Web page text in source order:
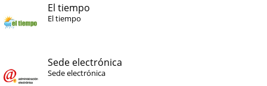
El tiempo
El tiempo
Sede electrónica
Sede electrónica